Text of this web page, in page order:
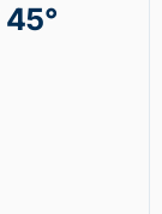
45°